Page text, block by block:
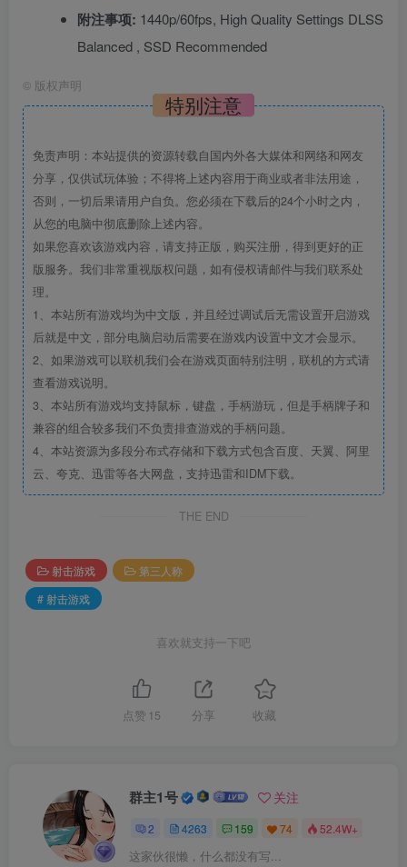
附注事项: 1440p/60fps, High Quality Settings DLSS
Balanced , SSD Recommended
© 版权声明
特别注意
免责声明：本站提供的资源转载自国内外各大媒体和网络和网友
分享，仅供试玩体验；不得将上述内容用于商业或者非法用途，
否则，一切后果请用户自负。您必须在下载后的24个小时之内，
从您的电脑中彻底删除上述内容。
如果您喜欢该游戏内容，请支持正版，购买注册，得到更好的正
版服务。我们非常重视版权问题，如有侵权请邮件与我们联系处
理。
1、本站所有游戏均为中文版，并且经过调试后无需设置开启游戏
后就是中文，部分电脑启动后需要在游戏内设置中文才会显示。
2、如果游戏可以联机我们会在游戏页面特别注明，联机的方式请
查看游戏说明。
3、本站所有游戏均支持鼠标，键盘，手柄游玩，但是手柄牌子和
兼容的组合较多我们不负责排查游戏的手柄问题。
4、本站资源为多段分布式存储和下载方式包含百度、天翼、阿里
云、夸克、迅雷等各大网盘，支持迅雷和IDM下载。
THE END
射击游戏
第三人称
# 射击游戏
喜欢就支持一下吧
点赞 15 分享 收藏
群主1号 关注
2 4263 159 74 52.4W+
这家伙很懒，什么都没有写...